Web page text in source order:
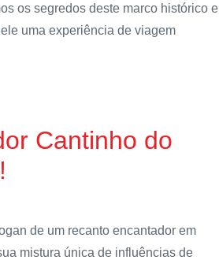
os segredos deste marco histórico e
uma experiência de viagem
Cantinho do
de um recanto encantador em
mistura única de influências de